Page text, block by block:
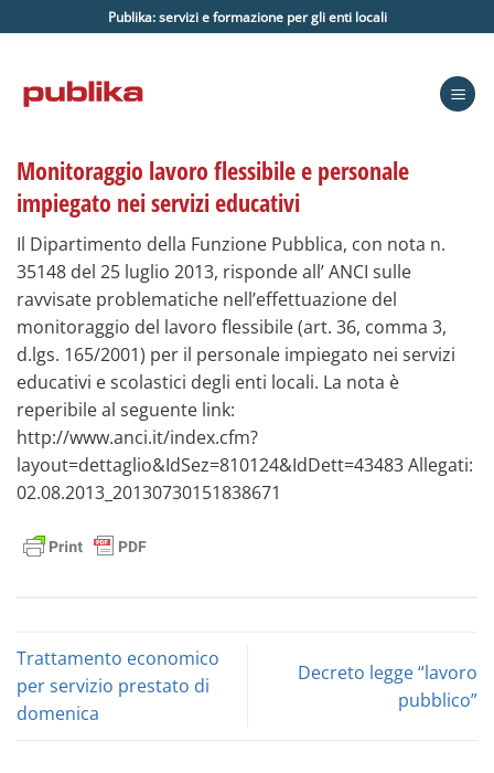
ai
Publika: servizi e formazione per gli enti locali
Monitoraggio lavoro flessibile e personale
impiegato nei servizi educativi
Il Dipartimento della Funzione Pubblica, con nota n.
35148 del 25 luglio 2013, risponde all’ ANCI sulle
ravvisate problematiche nell’effettuazione del
monitoraggio del lavoro flessibile (art. 36, comma 3,
d.lgs. 165/2001) per il personale impiegato nei servizi
educativi e scolastici degli enti locali. La nota è
reperibile al seguente link:
http://www.anci.it/index.cfm?
layout=dettaglio&IdSez=810124&IdDett=43483 Allegati:
02.08.2013_20130730151838671
Trattamento economico
per servizio prestato di
domenica
Decreto legge “lavoro
pubblico”